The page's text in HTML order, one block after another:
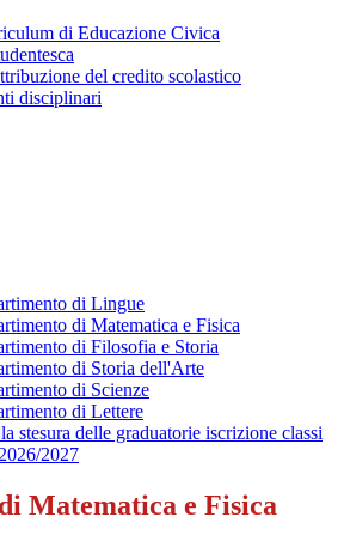
di Educazione Civica
del credito scolastico
disciplinari
di Lingue
di Matematica e Fisica
di Filosofia e Storia
di Storia dell'Arte
di Scienze
di Lettere
stesura delle graduatorie iscrizione classi
2027
Matematica e Fisica